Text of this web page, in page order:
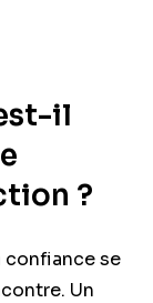
il
?
confiance se
Un